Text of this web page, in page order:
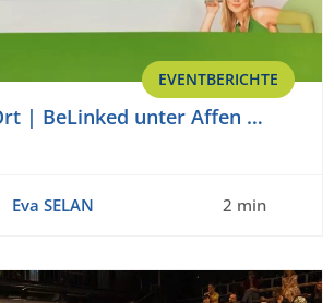
EVENTBERICHTE
| BeLinked unter Affen …
Eva SELAN 2 min